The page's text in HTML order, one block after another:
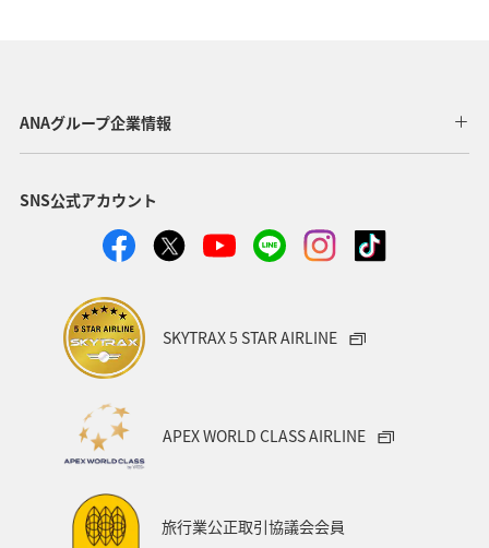
青森県 東北地方 中国地方 関西地方
フナ 趣味
高知県 広島県 愛知県
九州地方
神奈川県 千葉県
東北海道
スズキ クロダイ
ANAグループ企業情報
SNS公式アカウント
SKYTRAX 5 STAR AIRLINE
APEX WORLD CLASS AIRLINE
旅行業公正取引協議会会員